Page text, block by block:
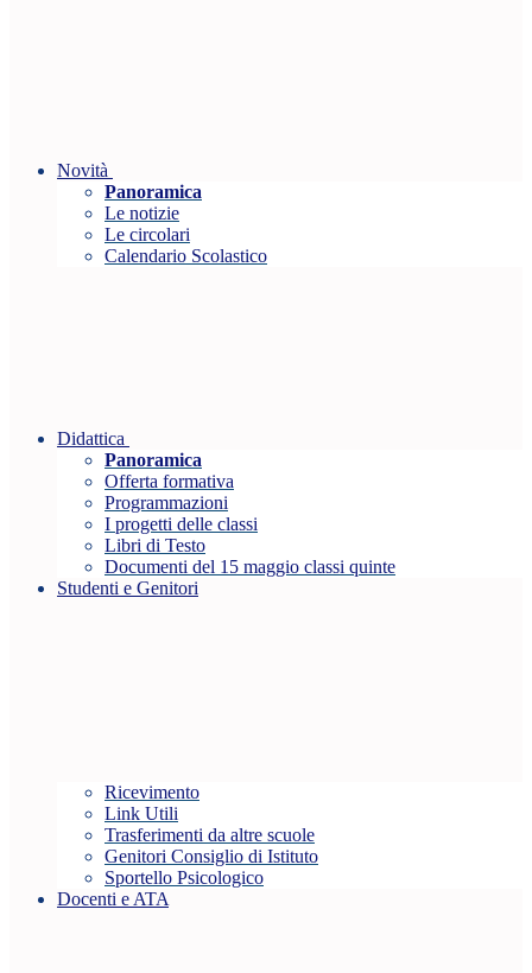
Novità
Panoramica
Le notizie
Le circolari
Calendario Scolastico
Didattica
Panoramica
Offerta formativa
Programmazioni
I progetti delle classi
Libri di Testo
Documenti del 15 maggio classi quinte
Studenti e Genitori
Ricevimento
Link Utili
Trasferimenti da altre scuole
Genitori Consiglio di Istituto
Sportello Psicologico
Docenti e ATA